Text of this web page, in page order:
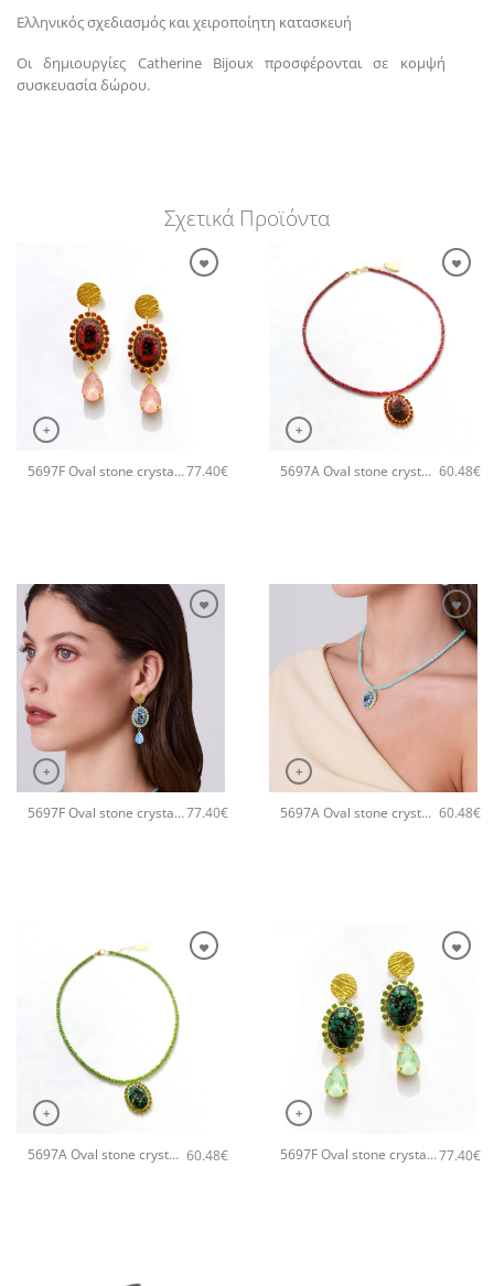
Ελληνικός σχεδιασμός και χειροποίητη κατασκευή
Οι δημιουργίες Catherine Bijoux προσφέρονται σε κομψή
συσκευασία δώρου.
Σχετικά Προϊόντα
+
5697F Oval stone crystal χειροποίητα σκουλαρίκια Catherine bijoux Πορτοκαλί77.40€
+
5697A Oval stone crystal χειροποίητο κολιέ Catherine bijoux Πορτοκαλί 60.48€
+
5697F Oval stone crystal χειροποίητα σκουλαρίκια Catherine bijoux Τυρκουάζ77.40€
+
5697A Oval stone crystal χειροποίητο κολιέ Catherine bijoux Τυρκουάζ 60.48€
+
5697A Oval stone crystal χειροποίητο κολιέ Catherine bijoux Πράσινο 60.48€
+
5697F Oval stone crystal χειροποίητα σκουλαρίκια Catherine bijoux Πράσινο77.40€